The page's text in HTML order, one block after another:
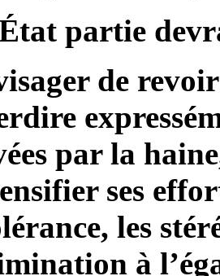
partie
de
par la
ses
les
à